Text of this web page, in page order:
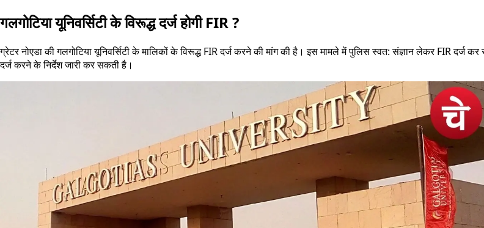
गलगोटिया यूनिवर्सिटी के विरूद्ध दर्ज होगी FIR ?
ग्रेटर नोएडा की गलगोटिया यूनिवर्सिटी के मालिकों के विरूद्ध FIR दर्ज करने की मांग की है। इस मामले में पुलिस स्वत: संज्ञान लेकर FIR दर्ज
दर्ज करने के निर्देश जारी कर सकती है।